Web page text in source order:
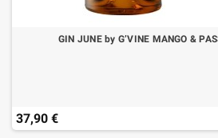
GIN JUNE by G’VINE MANGO &
37,90 €